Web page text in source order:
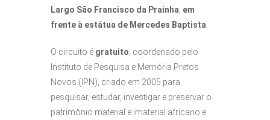
Largo São Francisco da Prainha em
frente à estátua de Mercedes Baptista
O circuito é gratuito , coordenado pelo
Instituto de Pesquisa e Memória Pretos
Novos (IPN), criado em 2005 para
pesquisar, estudar, investigar e preservar o
patrimônio material e imaterial africano e